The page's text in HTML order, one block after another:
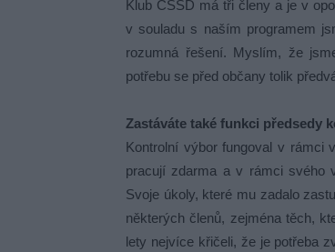
Klub ČSSD má tři členy a je v
v souladu s naším programem
rozumná řešení. Myslím, že
potřebu se před občany tolik
Zastáváte také funkci předsedy
Kontrolní výbor fungoval v rámci
pracují zdarma a v rámci svého
Svoje úkoly, které mu zadalo
některých členů, zejména těch,
lety nejvíce křičeli, že je potřeba